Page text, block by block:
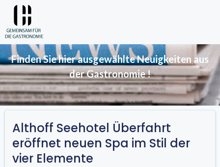
Finden Sie hier ausgewählte Neuigkeiten aus
derGastronomie!
Althoff Seehotel Überfahrt
eröffnet neuen Spa im Stil der
vier Elemente